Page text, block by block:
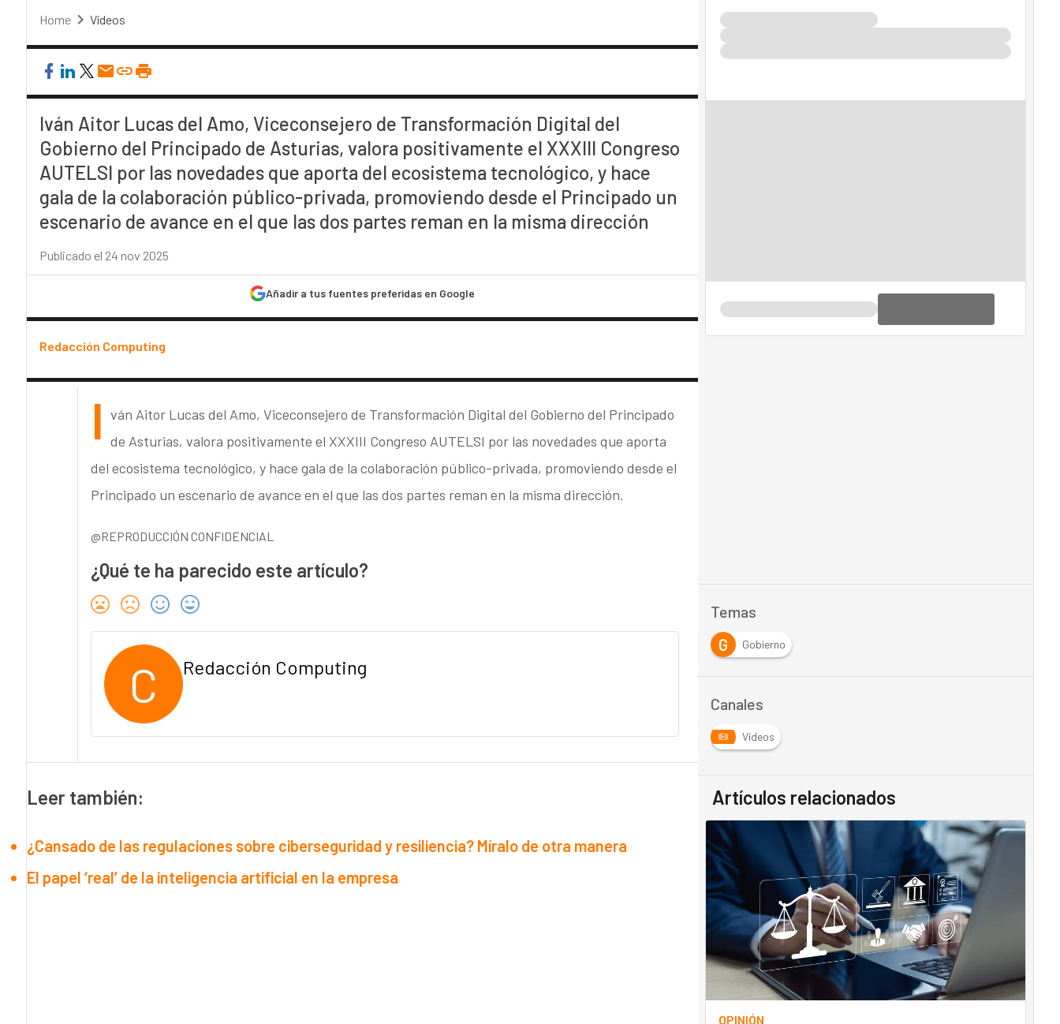
Home Vídeos
Iván Aitor Lucas del Amo, Viceconsejero de Transformación Digital del
Gobierno del Principado de Asturias, valora positivamente el XXXIII Congreso
AUTELSI por las novedades que aporta del ecosistema tecnológico, y hace
gala de la colaboración público-privada, promoviendo desde el Principado un
escenario de avance en el que las dos partes reman en la misma dirección
Publicado el 24 nov 2025
Añadir a tus fuentes preferidas en Google
Redacción Computing
I ván Aitor Lucas del Amo, Viceconsejero de Transformación Digital del Gobierno del Principado
de Asturias, valora positivamente el XXXIII Congreso AUTELSI por las novedades que aporta
del ecosistema tecnológico, y hace gala de la colaboración público-privada, promoviendo desde el
Principado un escenario de avance en el que las dos partes reman en la misma dirección.
@REPRODUCCIÓN CONFIDENCIAL
¿Qué te ha parecido este artículo?
C Redacción Computing
Leer también:
¿Cansado de las regulaciones sobre ciberseguridad y resiliencia? Míralo de otra manera
El papel ‘real’ de la inteligencia artificial en la empresa
Temas
G
Gobierno
Canales
Vídeos
Artículos relacionados
OPINIÓN